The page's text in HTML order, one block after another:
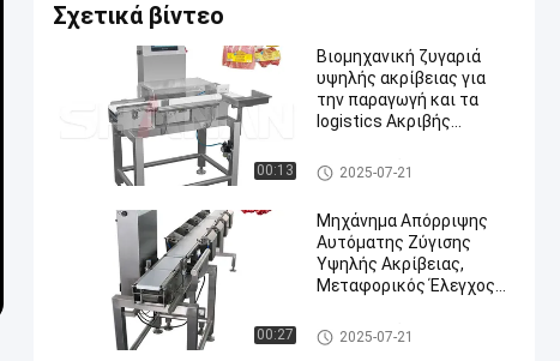
Σχετικά βίντεο
00:13
Βιομηχανική ζυγαριά
υψηλής ακρίβειας για
την παραγωγή και τα
logistics Ακριβής
Ελεγκτής βάρους μεταφορέ
ων
2025-07-21
00:27
Μηχάνημα Απόρριψης
Αυτόματης Ζύγισης
Υψηλής Ακρίβειας,
Μεταφορικός Έλεγχος
Βιομηχανία Τροφίμων,
Φαρμακευτικά Προϊόντα
Ελεγκτής βάρους μεταφορέ
ων
2025-07-21